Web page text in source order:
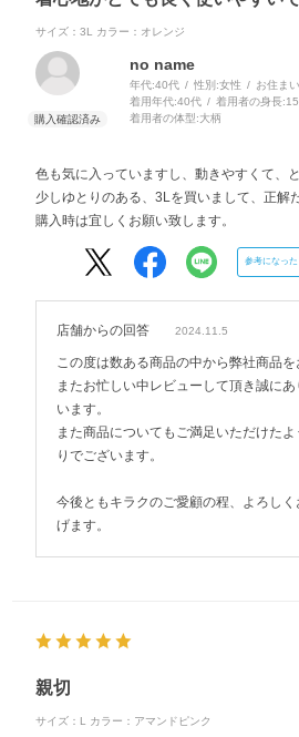
サイズ：3L カラー：オレンジ
no name
年代:40代 性別:女性 お住ま
着用年代:40代 着用者の身長:
着用者の体型:大柄
色も気に入っていますし、動きやすくて、
少しゆとりのある、3Lを買いまして、正解
購入時は宜しくお願い致します。
参考になった
店舗からの回答 2024.11.5
この度は数ある商品の中から弊社商品を
またお忙しい中レビューして頂き誠に
います。
また商品についてもご満足いただけた
りでございます。
今後ともキラクのご愛顧の程、よろしく
げます。
親切
サイズ：L カラー：アマンドピンク